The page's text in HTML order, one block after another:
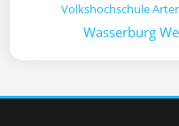
Volkshochschule
Wasserburg